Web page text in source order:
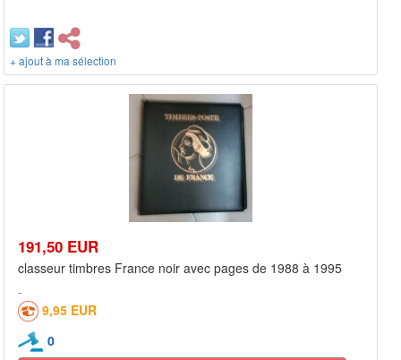
+ ajout à ma sélection
191,50 EUR
classeur timbres France noir avec pages de 1988 à 1995
9,95 EUR
0